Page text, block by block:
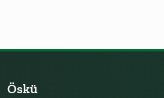
Öskü